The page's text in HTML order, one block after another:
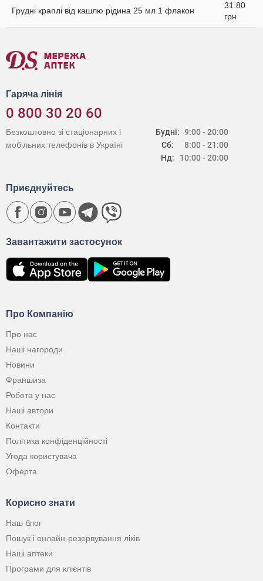
Грудні краплі від кашлю рідина 25 мл 1 флакон
31.80
грн
Гаряча лінія
0 800 30 20 60
Будні:
Сб:
Нд:
9:00 - 20:00
8:00 - 21:00
10:00 - 20:00
Безкоштовно зі стаціонарних і
мобільних телефонів в Україні
Про Компанію
Про нас
Наші нагороди
Новини
Франшиза
Робота у нас
Наші автори
Контакти
Політика конфіденційності
Угода користувача
Оферта
Корисно знати
Наш блог
Пошук і онлайн-резервування ліків
Наші аптеки
Програми для клієнтів
Завантажити застосунок
Приєднуйтесь